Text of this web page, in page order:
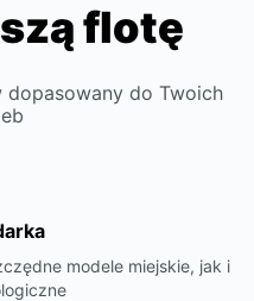
flotę
dopasowany do Twoich
modele miejskie, jak i